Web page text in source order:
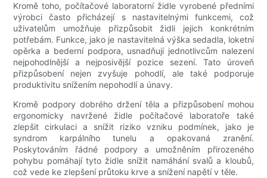
Kromě toho, počítačové laboratorní židle vyrobené předními
výrobci často přicházejí s nastavitelnými funkcemi, což
uživatelům umožňuje přizpůsobit židli jejich konkrétním
potřebám. Funkce, jako je nastavitelná výška sedadla, loketní
opěrka a bederní podpora, usnadňují jednotlivcům nalezení
nejpohodlnější a nejposivější pozice sezení. Tato úroveň
přizpůsobení nejen zvyšuje pohodlí, ale také podporuje
produktivitu snížením nepohodlí a únavy.
Kromě podpory dobrého držení těla a přizpůsobení mohou
ergonomicky navržené židle počítačové laboratoře také
zlepšit cirkulaci a snížit riziko vzniku podmínek, jako je
syndrom karpálního tunelu a opakovaná zranění.
Poskytováním řádné podpory a umožněním přirozeného
pohybu pomáhají tyto židle snížit namáhání svalů a kloubů,
což vede ke zlepšení průtoku krve a snížení napětí v těle.